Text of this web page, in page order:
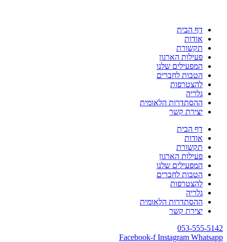
דף הבית
אודות
תקשורת
פעילות הארגון
המפעילים שלנו
הטבות לחברים
להצטרפות
גלריה
ההסתדרות הלאומית
יצירת קשר
דף הבית
אודות
תקשורת
פעילות הארגון
המפעילים שלנו
הטבות לחברים
להצטרפות
גלריה
ההסתדרות הלאומית
יצירת קשר
053-555-5142
Facebook-f Instagram Whatsapp